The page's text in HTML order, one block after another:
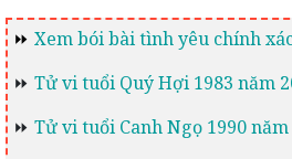
⏩ Xem bói bài tình yêu chính
⏩ Tử vi tuổi Quý Hợi 1983 năm
⏩ Tử vi tuổi Canh Ngọ 1990 năm